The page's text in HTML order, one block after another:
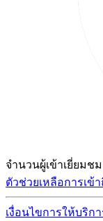
จำนวนผู้เข้าเยี่ยมชม
ตัวช่วยเหลือการเข้
เงื่อนไขการให้บริก